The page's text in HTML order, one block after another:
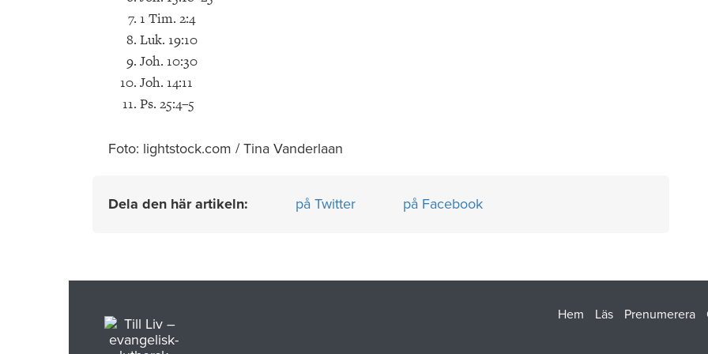
1 Tim. 2:4
Luk. 19:10
Joh. 10:30
Joh. 14:11
Ps. 25:4–5
Foto: lightstock.com / Tina Vanderlaan
Dela den här artikeln: på Twitter på Facebook
Hem Läs Prenumerera